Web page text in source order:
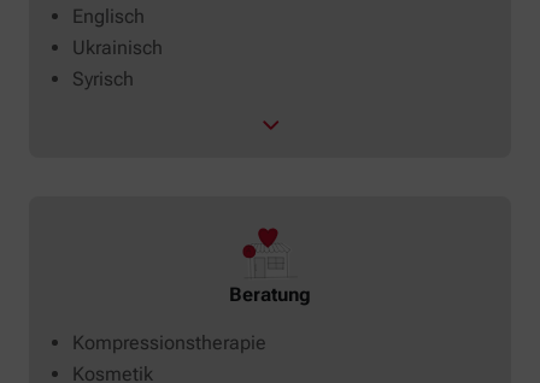
Englisch
Ukrainisch
Syrisch
Beratung
Kompressionstherapie
Kosmetik